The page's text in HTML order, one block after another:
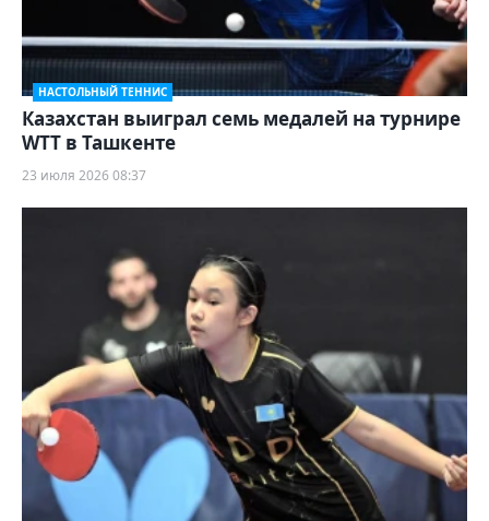
НАСТОЛЬНЫЙ ТЕННИС
Казахстан выиграл семь медалей на турнире
WTT в Ташкенте
23 июля 2026 08:37